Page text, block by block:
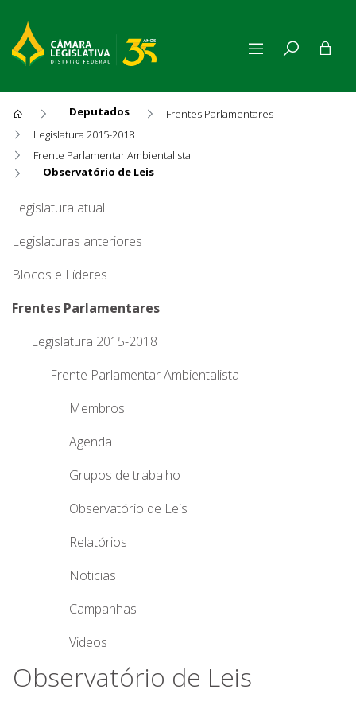
Deputados
Frentes Parlamentares
Legislatura 2015-2018
Frente Parlamentar Ambientalista
Observatório de Leis
Observatório de Leis
Legislatura atual
Legislaturas anteriores
Blocos e Líderes
Frentes Parlamentares
Legislatura 2015-2018
Frente Parlamentar Ambientalista
Membros
Agenda
Grupos de trabalho
Observatório de Leis
Relatórios
Noticias
Campanhas
Videos
Observatório de Leis